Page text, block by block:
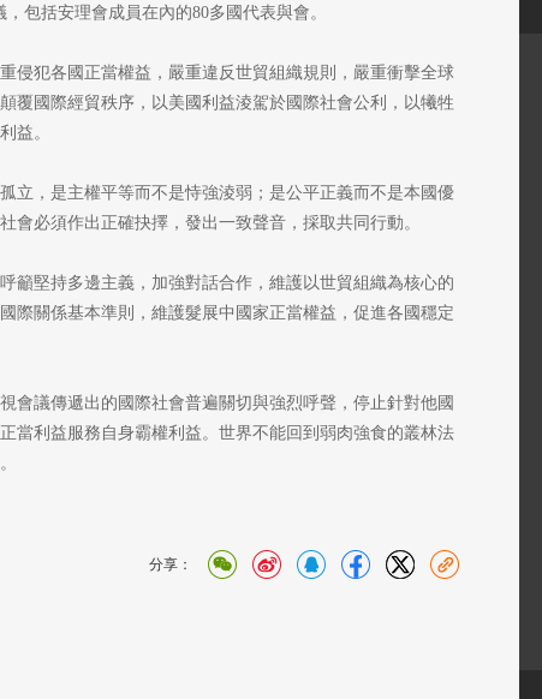
包括安理會成員在內的80多國代表與會。
侵犯各國正當權益，嚴重違反世貿組織規則，嚴重衝擊全球
覆國際經貿秩序，以美國利益淩駕於國際社會公利，以犧牲
益。
立，是主權平等而不是恃強淩弱；是公平正義而不是本國優
會必須作出正確抉擇，發出一致聲音，採取共同行動。
籲堅持多邊主義，加強對話合作，維護以世貿組織為核心的
際關係基本準則，維護髮展中國家正當權益，促進各國穩定
會議傳遞出的國際社會普遍關切與強烈呼聲，停止針對他國
當利益服務自身霸權利益。世界不能回到弱肉強食的叢林法
分享：